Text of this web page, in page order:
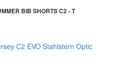
BIB SHORTS C2 - T